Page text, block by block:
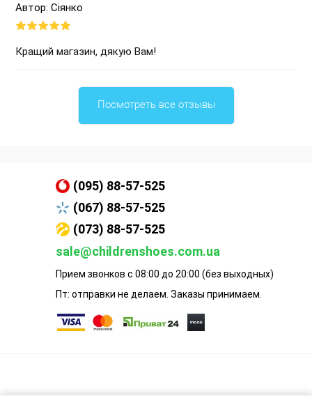
Автор: Сіянко
Кращий магазин, дякую Вам!
Посмотреть все отзывы
(095) 88-57-525
(067) 88-57-525
(073) 88-57-525
sale@childrenshoes.com.ua
Прием звонков с 08:00 до 20:00 (без выходных)
Пт: отправки не делаем. Заказы принимаем.